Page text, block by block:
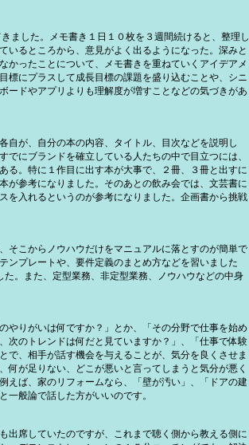
ました。メモ書き１日１０枚を３週間続けると、整理し
るところから、意見がよく出るようになった。深みと
かったことについて、メモ書きを重ねていくアイデアメ
標にプラスして成長目標の課題を盛り込むことや、シニ
ードやアプリよりも理解度が増すことなどの気づきがあ
自が、自分の本の内容、タイトル、目次などを説明し
にブランドを確立している人たちの中で目立つには、
る。特に１作目に出す本が大事で、２冊、３冊と出すに
が参考になりました。そのあとの飲み会では、文芸書に
を入れるというのが参考になりました。企画書から挑戦
そこからノウハウだけをマニュアルに落とすのが簡単で
ンプレートや、要件定義のまとめ方などを習いました
。また、定型業務、非定型業務、ノウハウなどの中身
やりがいは何ですか？」とか、「その分野で仕事を始め
次のトレンドは何だと見ていますか？」、「仕事で体験
で、相手が話す機会を与えることが、気分を良くさせま
が足りない、どこが悪いと言ってしまうと気分が悪く
えば、家のリフォームなら、「壁が汚い」、「ドアの建
般論で話した方がいいのです。
出席していたのですが、これまで聴く側から教える側に